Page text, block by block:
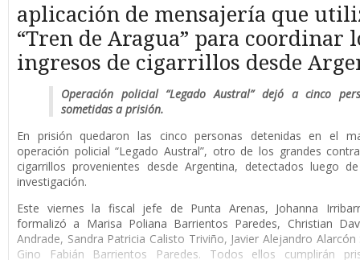
aplicación de mensajería que
“Tren de Aragua” para coordinar
ingresos de cigarrillos desde
Operación policial “Legado Austral” dejó a cinco
sometidas a prisión.
En prisión quedaron las cinco personas detenidas en el
operación policial “Legado Austral”, otro de los grandes
cigarrillos provenientes desde Argentina, detectados luego
investigación.
Este viernes la fiscal jefe de Punta Arenas, Johanna
formalizó a Marisa Poliana Barrientos Paredes, Christian
Andrade, Sandra Patricia Calisto Triviño, Javier Alejandro Alarcón
Gino Fabián Barrientos Paredes. Todos ellos cumplirán